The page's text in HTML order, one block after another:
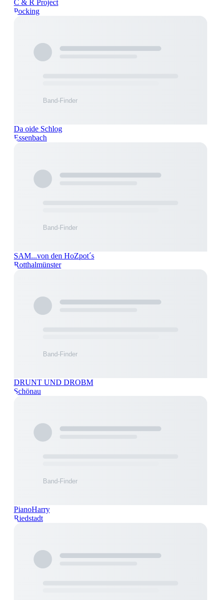
C & R Project
Pocking
Da oide Schlog
Essenbach
SAM...von den HoZpot´s
Rotthalmünster
DRUNT UND DROBM
Schönau
PianoHarry
Riedstadt